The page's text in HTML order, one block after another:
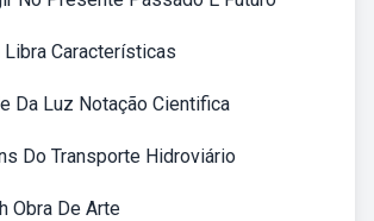
Libra Características
Da Luz Notação Cientifica
Do Transporte Hidroviário
Obra De Arte